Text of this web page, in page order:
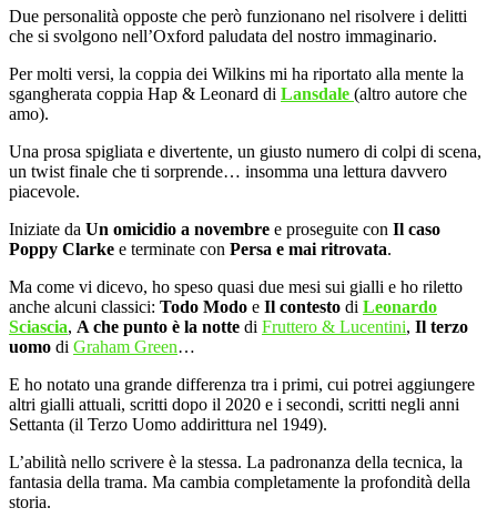
Due personalità opposte che però funzionano nel risolvere i delitti
che si svolgono nell’Oxford paludata del nostro immaginario.
Per molti versi, la coppia dei Wilkins mi ha riportato alla mente la
sgangherata coppia Hap & Leonard di Lansdale (altro autore che
amo).
Una prosa spigliata e divertente, un giusto numero di colpi di scena,
un twist finale che ti sorprende… insomma una lettura davvero
piacevole.
Iniziate da Un omicidio a novembre e proseguite con Il caso
Poppy Clarke e terminate con Persa e mai ritrovata.
Ma come vi dicevo, ho speso quasi due mesi sui gialli e ho riletto
anche alcuni classici: Todo Modo e Il contesto di Leonardo
Sciascia, A che punto è la notte di Fruttero & Lucentini, Il terzo
uomo di Graham Green…
E ho notato una grande differenza tra i primi, cui potrei aggiungere
altri gialli attuali, scritti dopo il 2020 e i secondi, scritti negli anni
Settanta (il Terzo Uomo addirittura nel 1949).
L’abilità nello scrivere è la stessa. La padronanza della tecnica, la
fantasia della trama. Ma cambia completamente la profondità della
storia.